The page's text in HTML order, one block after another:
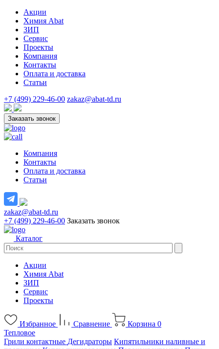
Акции
Химия Abat
ЗИП
Сервис
Проекты
Компания
Контакты
Оплата и доставка
Статьи
+7 (499) 229-46-00 zakaz@abat-td.ru
Заказать звонок
Компания
Контакты
Оплата и доставка
Статьи
zakaz@abat-td.ru
+7 (499) 229-46-00 Заказать звонок
Каталог
Акции
Химия Abat
ЗИП
Сервис
Проекты
Избранное Сравнение Корзина 0
Тепловое
Грили контактные Дегидраторы Кипятильники наливные и